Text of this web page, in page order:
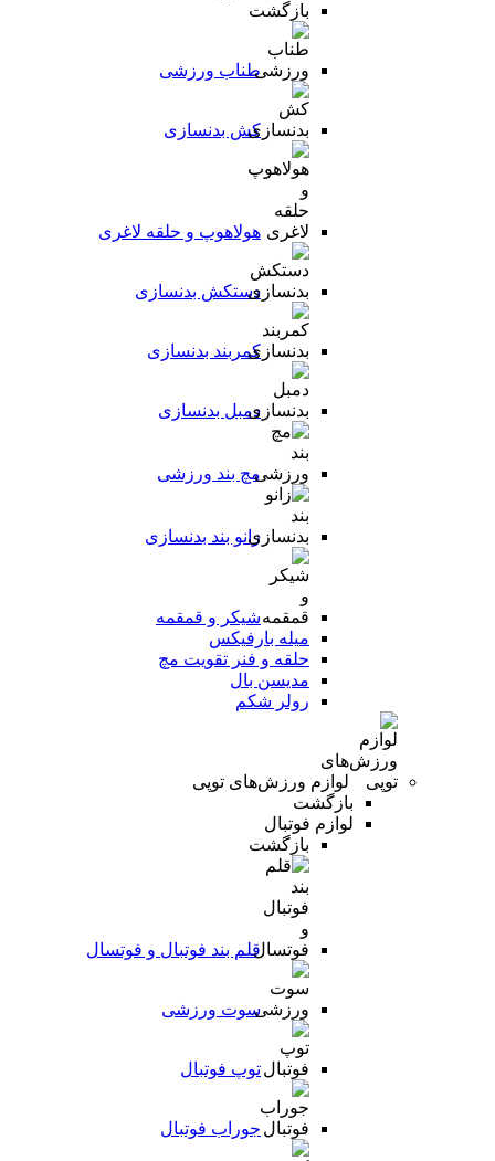
بازگشت
طناب ورزشی
کش بدنسازی
هولاهوپ و حلقه لاغری
دستکش بدنسازی
کمربند بدنسازی
دمبل بدنسازی
مچ بند ورزشی
زانو بند بدنسازی
شیکر و قمقمه
میله بارفیکس
حلقه و فنر تقویت مچ
مدیسن بال
رولر شکم
لوازم ورزش‌های توپی
بازگشت
لوازم فوتبال
بازگشت
قلم بند فوتبال و فوتسال
سوت ورزشی
توپ فوتبال
جوراب فوتبال